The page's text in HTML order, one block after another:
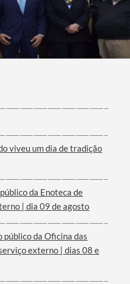
viveu um dia de tradição
da Enoteca de
| dia 09 de agosto
público da Oficina das
externo | dias 08 e